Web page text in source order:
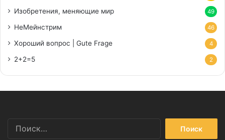
Изобретения, меняющие мир 49
НеМейнстрим 46
Хороший вопрос | Gute Frage 4
2+2=5 2